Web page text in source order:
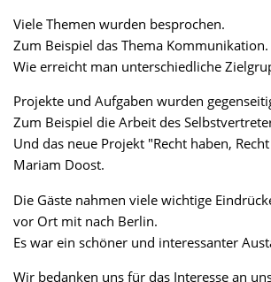
Viele Themen wurden besprochen.
Zum Beispiel das Thema Kommunikation.
Wie erreicht man unterschiedliche
Projekte und Aufgaben wurden
Zum Beispiel die Arbeit des
Und das neue Projekt "Recht haben,
Mariam Doost.
Die Gäste nahmen viele wichtige
vor Ort mit nach Berlin.
Es war ein schöner und interessanter
Wir bedanken uns für das Interesse an